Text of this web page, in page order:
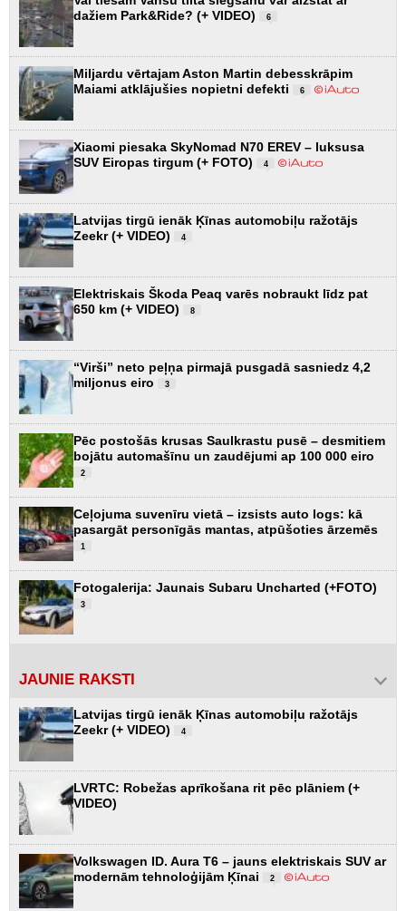
dažiem Park&Ride? (+ VIDEO)
6
Miljardu vērtajam Aston Martin debesskrāpim
Maiami atklājušies nopietni defekti
6
Xiaomi piesaka SkyNomad N70 EREV – luksusa
SUV Eiropas tirgum (+ FOTO)
4
Latvijas tirgū ienāk Ķīnas automobiļu ražotājs
Zeekr (+ VIDEO)
4
Elektriskais Škoda Peaq varēs nobraukt līdz pat
650 km (+ VIDEO)
8
“Virši” neto peļņa pirmajā pusgadā sasniedz 4,2
miljonus eiro
3
Pēc postošās krusas Saulkrastu pusē – desmitiem
bojātu automašīnu un zaudējumi ap 100 000 eiro
2
Ceļojuma suvenīru vietā – izsists auto logs: kā
pasargāt personīgās mantas, atpūšoties ārzemēs
1
Fotogalerija: Jaunais Subaru Uncharted (+FOTO)
3
JAUNIE RAKSTI
Latvijas tirgū ienāk Ķīnas automobiļu ražotājs
Zeekr (+ VIDEO)
4
LVRTC: Robežas aprīkošana rit pēc plāniem (+
VIDEO)
Volkswagen ID. Aura T6 – jauns elektriskais SUV ar
modernām tehnoloģijām Ķīnai
2